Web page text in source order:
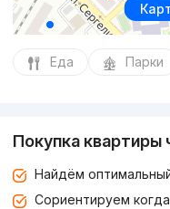
Еда Парки
Покупка
Найдём
Сориентируем